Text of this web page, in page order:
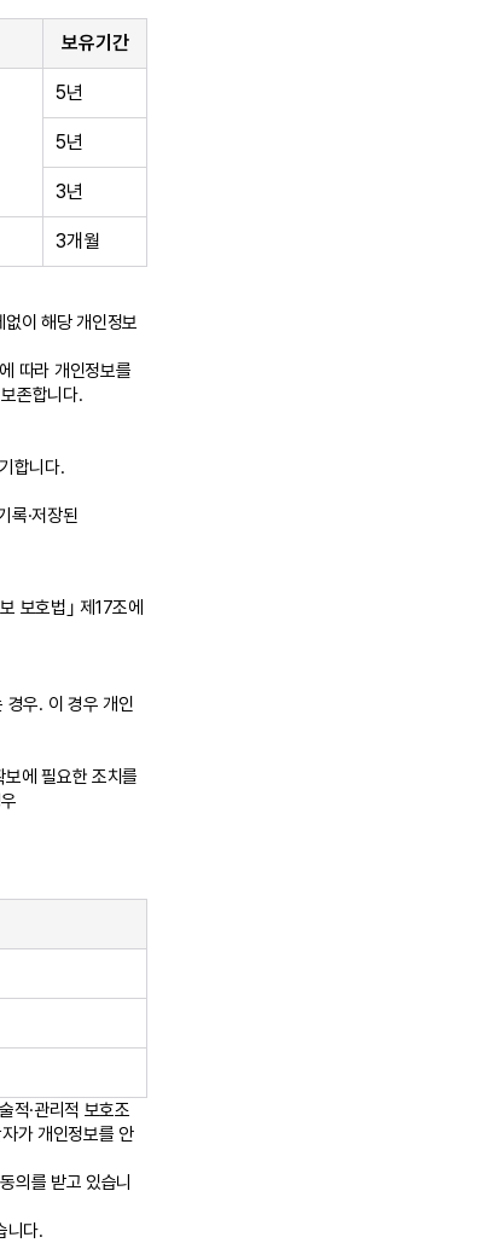
보유기간
5년
5년
3년
3개월
이 해당 개인정보
따라 개인정보를
존합니다.
합니다.
록·저장된
보호법｣ 제17조에
경우. 이 경우 개인
에 필요한 조치를
적·관리적 보호조
가 개인정보를 안
의를 받고 있습니
니다.